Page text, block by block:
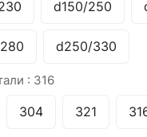
d150/250
d250/330
: 316
304 321